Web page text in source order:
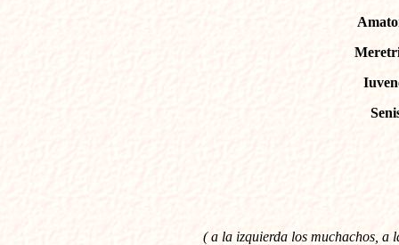
( a la izquierda los muchachos, a